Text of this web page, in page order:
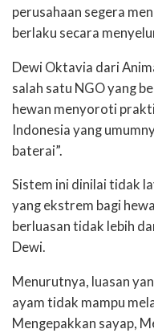
perusahaan segera
berlaku secara
Dewi Oktavia dari
salah satu NGO yang
hewan menyoroti
Indonesia yang
baterai”.
Sistem ini dinilai tidak
yang ekstrem bagi
berluasan tidak lebih
Dewi.
Menurutnya, luasan
ayam tidak mampu
Mengepakkan sayap,